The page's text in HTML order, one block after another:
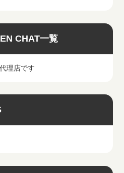
CHAT一覧
理店です